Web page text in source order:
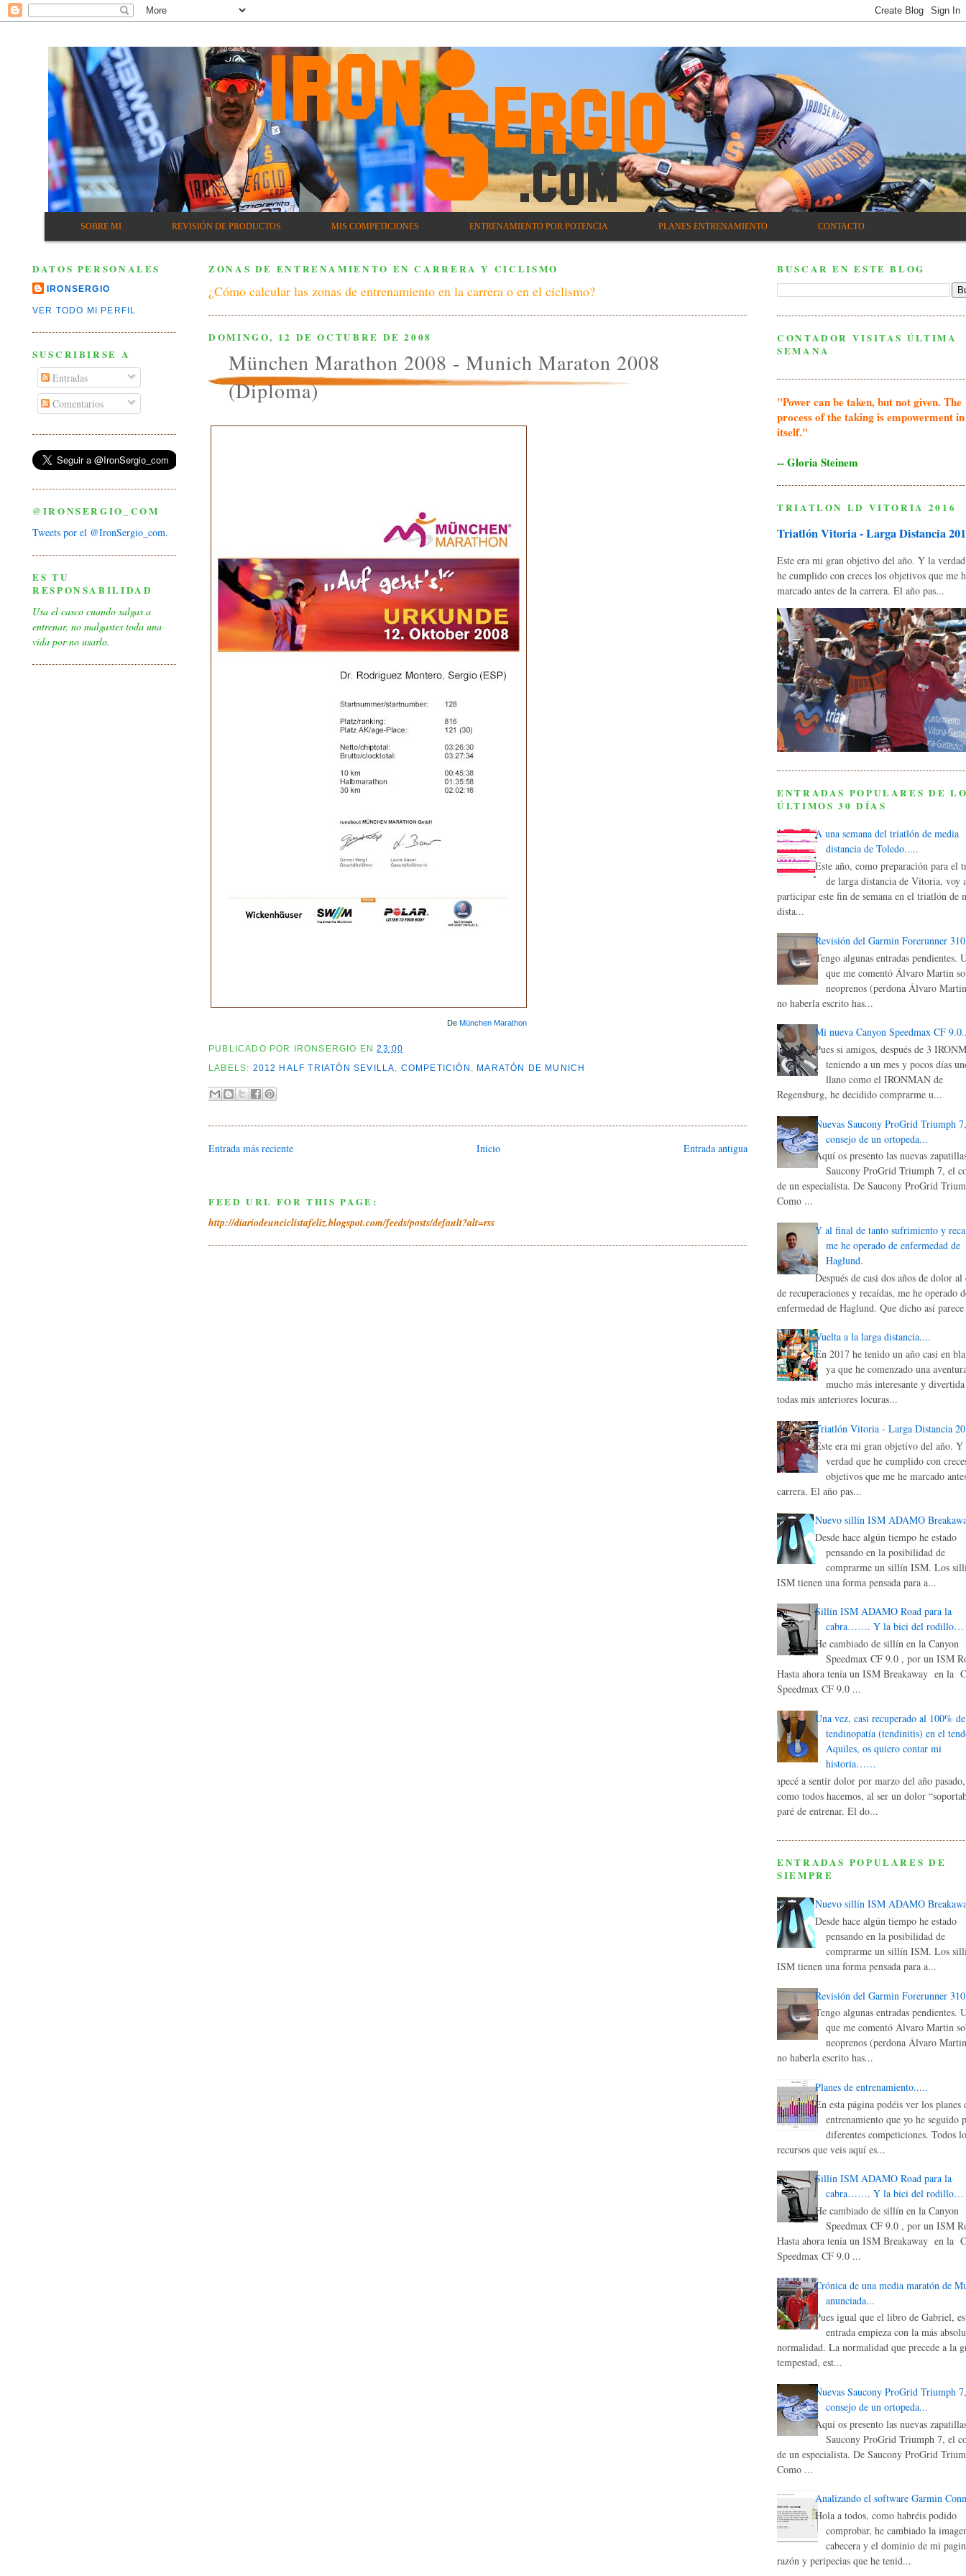
SOBRE MI REVISIÓN DE PRODUCTOS MIS COMPETICIONES ENTRENAMIENTO POR POTENCIA PLANES ENTRENAMIENTO CONTACTO
DATOS PERSONALES
IRONSERGIO
VER TODO MI PERFIL
SUSCRIBIRSE A
Entradas
Comentarios
@IRONSERGIO_COM
Tweets por el @IronSergio_com.
ES TU
RESPONSABILIDAD
Usa el casco cuando salgas a
entrenar, no malgastes toda una
vida por no usarlo.
ZONAS DE ENTRENAMIENTO EN CARRERA Y CICLISMO
¿Cómo calcular las zonas de entrenamiento en la carrera o en el ciclismo?
DOMINGO, 12 DE OCTUBRE DE 2008
München Marathon 2008 - Munich Maraton 2008
(Diploma)
De München Marathon
PUBLICADO POR IRONSERGIO EN23:00
LABELS: 2012 HALF TRIATÓN SEVILLA, COMPETICIÓN , MARATÓN DE MUNICH
Entrada más reciente Entrada antigua
Inicio
FEED URL FOR THIS PAGE:
http://diariodeunciclistafeliz.blogspot.com/feeds/posts/default?alt=rss
BUSCAR EN ESTE BLOG
CONTADOR VISITAS ÚLTIMA
SEMANA
"Power can be taken, but not given. The
process of the taking is empowerment in
itself."
-- Gloria Steinem
TRIATLON LD VITORIA 2016
Triatlón Vitoria - Larga Distancia
Este era mi gran objetivo del año. Y la
he cumplido con creces los objetivos que me
marcado antes de la carrera. El año pas...
ENTRADAS POPULARES DE
ÚLTIMOS 30 DÍAS
A una semana del triatlón de media
distancia de Toledo.....
Este año, como preparación para el
de larga distancia de Vitoria, voy
participar este fin de semana en el triatlón de
dista...
Revisión del Garmin Forerunner
Tengo algunas entradas pendientes.
que me comentó Álvaro Martin
neoprenos (perdona Álvaro
no haberla escrito has...
Mi nueva Canyon Speedmax CF
Pues si amigos, después de 3
teniendo a un mes y pocos días
llano como el IRONMAN de
Regensburg, he decidido comprarme u...
Nuevas Saucony ProGrid Triumph
consejo de un ortopeda...
Aquí os presento las nuevas
Saucony ProGrid Triumph 7, el
de un especialista. De Saucony ProGrid
Como ...
Y al final de tanto sufrimiento y
me he operado de enfermedad de
Haglund.
Después de casi dos años de dolor
de recuperaciones y recaídas, me he operado
enfermedad de Haglund. Que dicho así
Vuelta a la larga distancia....
En 2017 he tenido un año casi en
ya que he comenzado una
mucho más interesante y
todas mis anteriores locuras...
Triatlón Vitoria - Larga Distancia
Este era mi gran objetivo del año. Y
verdad que he cumplido con
objetivos que me he marcado
carrera. El año pas...
Nuevo sillín ISM ADAMO
Desde hace algún tiempo he estado
pensando en la posibilidad de
comprarme un sillín ISM. Los
ISM tienen una forma pensada para a...
Sillín ISM ADAMO Road para la
cabra……. Y la bici del rodillo…
He cambiado de sillín en la Canyon
Speedmax CF 9.0 , por un ISM
Hasta ahora tenía un ISM Breakaway en la
Speedmax CF 9.0 ...
Una vez, casi recuperado al 100%
tendinopatía (tendinitis) en el
Aquiles, os quiero contar mi
historia……
Empecé a sentir dolor por marzo del año
como todos hacemos, al ser un dolor
paré de entrenar. El do...
ENTRADAS POPULARES DE
SIEMPRE
Nuevo sillín ISM ADAMO
Desde hace algún tiempo he estado
pensando en la posibilidad de
comprarme un sillín ISM. Los
ISM tienen una forma pensada para a...
Revisión del Garmin Forerunner
Tengo algunas entradas pendientes.
que me comentó Álvaro Martin
neoprenos (perdona Álvaro
no haberla escrito has...
Planes de entrenamiento.....
En esta página podéis ver los planes
entrenamiento que yo he seguido
diferentes competiciones. Todos
recursos que veis aquí es...
Sillín ISM ADAMO Road para la
cabra……. Y la bici del rodillo…
He cambiado de sillín en la Canyon
Speedmax CF 9.0 , por un ISM
Hasta ahora tenía un ISM Breakaway en la
Speedmax CF 9.0 ...
Crónica de una media maratón de
anunciada...
Pues igual que el libro de Gabriel,
entrada empieza con la más
normalidad. La normalidad que precede a la
tempestad, est...
Nuevas Saucony ProGrid Triumph
consejo de un ortopeda...
Aquí os presento las nuevas
Saucony ProGrid Triumph 7, el
de un especialista. De Saucony ProGrid
Como ...
Analizando el software Garmin
Hola a todos, como habréis podido
comprobar, he cambiado la
cabecera y el dominio de mi
razón y peripecias que he tenid...